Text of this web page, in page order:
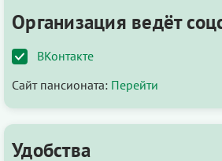
Организация ведёт
ВКонтакте
Сайт пансионата: Перейти
Удобства